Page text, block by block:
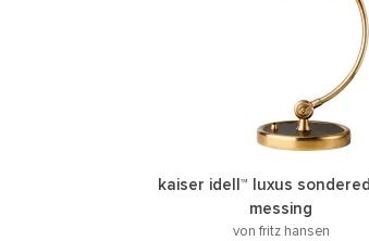
kaiser idell™ luxus
messing
von fritz hansen